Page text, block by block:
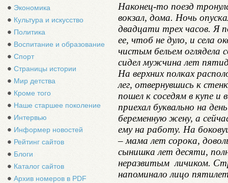
Экономика
Культура и искусство
Политика
Воспитание и образование
Спорт
Страницы истории
Мир детства
Кроме того
Наше старшее поколение
Интервью
Информер новостей
Рейтинг сайтов
Блоги
Каталог сайтов
Архив номеров в PDF
Наконец-то поезд
вокзал, дома. Ночь
двадцати трех часов. Я
ее, чтоб не дуло, и села
чистым бельем оглядела
сидел мужчина лет
На верхних полках
лег, отвернувшись к
пошел к соседям в купе и
приехал буквально на
беременную жену, а
ему на работу. На
– мама лет сорока,
сынишка лет десяти,
неразвитым личиком.
напоминало лицо